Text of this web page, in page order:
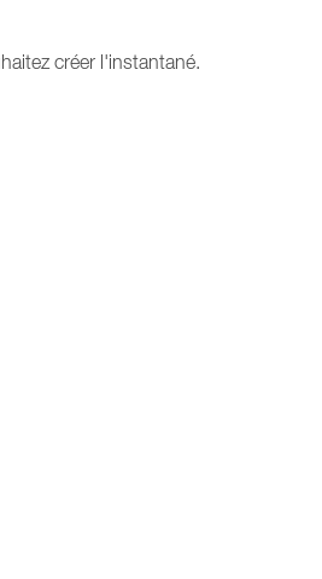
créer l'instantané.